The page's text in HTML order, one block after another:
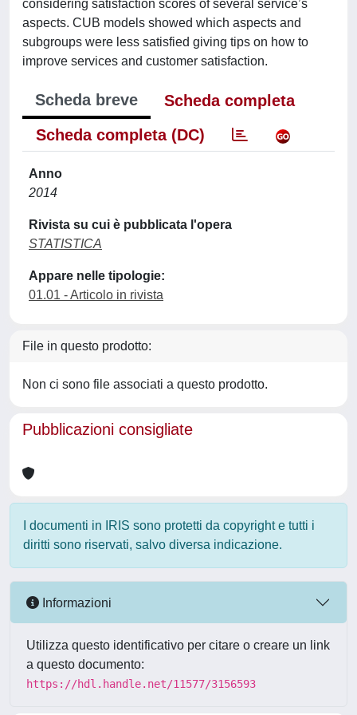
considering satisfaction scores of several service’s
aspects. CUB models showed which aspects and
subgroups were less satisfied giving tips on how to
improve services and customer satisfaction.
Scheda breve
Scheda completa
Scheda completa (DC)
Anno
2014
Rivista su cui è pubblicata l'opera
STATISTICA
Appare nelle tipologie:
01.01 - Articolo in rivista
File in questo prodotto:
Non ci sono file associati a questo prodotto.
Pubblicazioni consigliate
I documenti in IRIS sono protetti da copyright e tutti i
diritti sono riservati, salvo diversa indicazione.
Informazioni
Utilizza questo identificativo per citare o creare un link
a questo documento:
https://hdl.handle.net/11577/3156593